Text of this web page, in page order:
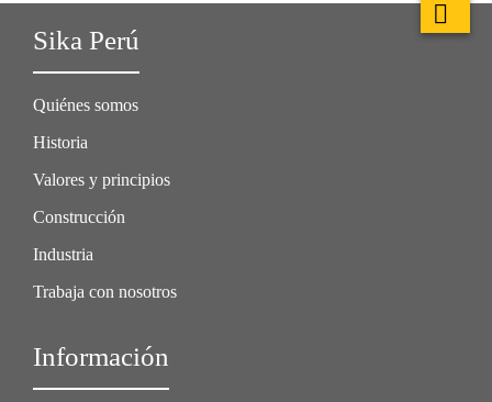
Sika Perú
Quiénes somos
Historia
Valores y principios
Construcción
Industria
Trabaja con nosotros
Información